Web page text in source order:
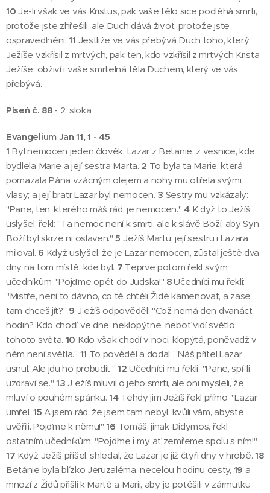
10 Je-li však ve vás Kristus, pak vaše tělo sice podléhá smrti,
protože jste zhřešili, ale Duch dává život, protože jste
ospravedlněni. 11 Jestliže ve vás přebývá Duch toho, který
Ježíše vzkřísil z mrtvých, pak ten, kdo vzkřísil z mrtvých Krista
Ježíše, obživí i vaše smrtelná těla Duchem, který ve vás
přebývá.
Píseň č. 88- 2. sloka
Evangelium Jan 11, 1 - 45
1 Byl nemocen jeden člověk, Lazar z Betanie, z vesnice, kde
bydlela Marie a její sestra Marta. 2 To byla ta Marie, která
pomazala Pána vzácným olejem a nohy mu otřela svými
vlasy; a její bratr Lazar byl nemocen. 3 Sestry mu vzkázaly:
"Pane, ten, kterého máš rád, je nemocen."4K dyž to Ježíš
uslyšel, řekl: "Ta nemoc není k smrti, ale k slávě Boží, aby Syn
Boží byl skrze ni oslaven." 5 Ježíš Martu, její sestru i Lazara
miloval. 6 Když uslyšel, že je Lazar nemocen, zůstal ještě dva
dny na tom místě, kde byl. 7 Teprve potom řekl svým
učedníkům: "Pojďme opět do Judska!" 8Učedníci mu řekli:
"Mistře, není to dávno, co tě chtěli Židé kamenovat, a zase
tam chceš jít?" 9 J ežíš odpověděl: "Což nemá den dvanáct
hodin? Kdo chodí ve dne, neklopýtne, neboť vidí světlo
tohoto světa. 10 Kdo však chodí v noci, klopýtá, poněvadž v
něm není světla." 11 To pověděl a dodal: "Náš přítel Lazar
usnul. Ale jdu ho probudit."12Učedníci mu řekli: "Pane, spí-li,
uzdraví se."13 J ežíš mluvil o jeho smrti, ale oni mysleli, že
mluví o pouhém spánku.14Tehdy jim Ježíš řekl přímo: "Lazar
umřel. 15 A jsem rád, že jsem tam nebyl, kvůli vám, abyste
uvěřili. Pojďme k němu!"16 Tomáš, jinak Didymos, řekl
ostatním učedníkům: "Pojďme i my, ať zemřeme spolu s ním!"
17 Když Ježíš přišel, shledal, že Lazar je již čtyři dny v hrobě. 18
Betánie byla blízko Jeruzaléma, necelou hodinu cesty, 19 a
mnozí z Židů přišli k Martě a Marii, aby je potěšili v zármutku